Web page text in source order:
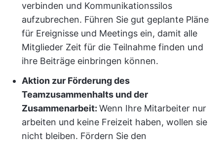
verbinden und Kommunikationssilos
aufzubrechen. Führen Sie gut geplante Pläne
für Ereignisse und Meetings ein, damit alle
Mitglieder Zeit für die Teilnahme finden und
ihre Beiträge einbringen können.
Aktion zur Förderung des
Teamzusammenhalts und der
Zusammenarbeit: Wenn Ihre Mitarbeiter nur
arbeiten und keine Freizeit haben, wollen sie
nicht bleiben. Fördern Sie den